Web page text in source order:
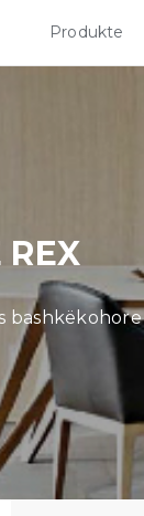
Produkte
REX